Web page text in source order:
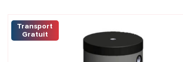
Transport
Gratuit